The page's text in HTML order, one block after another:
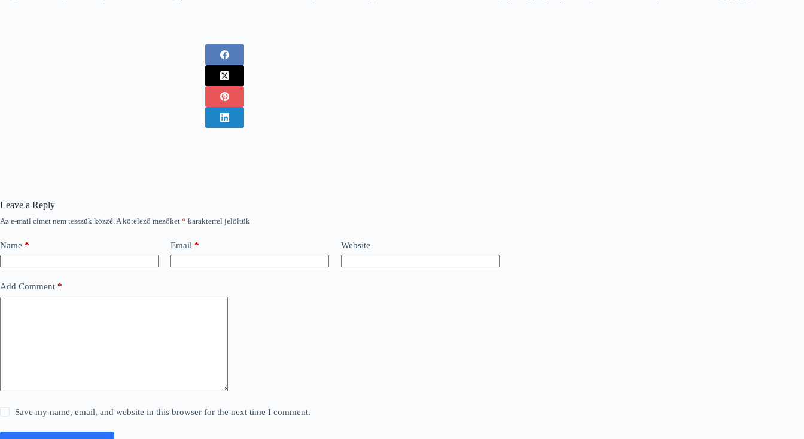
Leave a Reply
Az e-mail címet nem tesszük közzé. A kötelező mezőket * karakterrel jelöltük
Name * Email * Website
Add Comment *
Save my name, email, and website in this browser for the next time I comment.